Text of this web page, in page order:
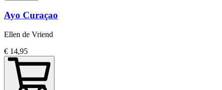
Ayo Curaçao
Ellen de Vriend
€ 14,95